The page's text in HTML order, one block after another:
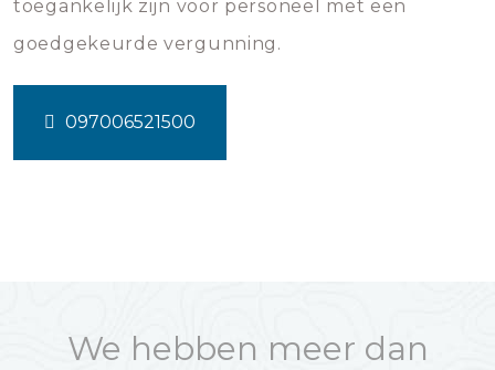
toegankelijk zijn voor personeel met een
goedgekeurde vergunning.
097006521500
We hebben meer dan